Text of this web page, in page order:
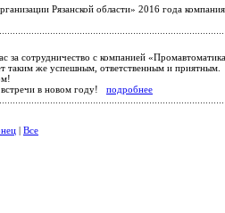
Рязанской области» 2016 года компания
за сотрудничество с компанией
таким же успешным, ответственным и приятным.
в новом году! подробнее
Все